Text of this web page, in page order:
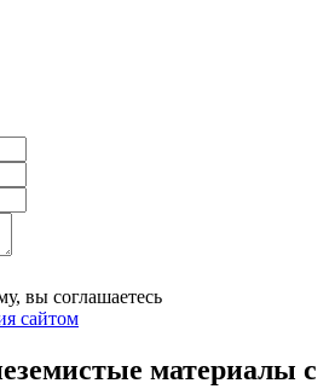
вы соглашаетесь
сайтом
материалы с